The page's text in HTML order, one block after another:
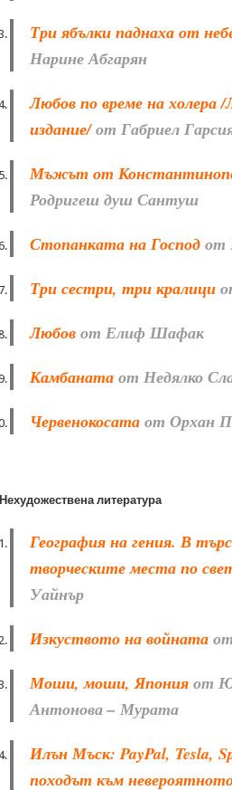
Три ябълки паднаха от
Нарине Абгарян
Любов по време на холера /
издание/от Габриел
Мъжът от
Родригеш душ Сантуш
Стопанката на Господот
Три сестри, три кралици
Любовот Елиф Шафак
Камбанатаот Недялко
Червенокосата от Орхан
Нехудожествена литература
География на гения. В
творческите места по
Уайнър
Изкуството на войната
Моши, моши, Япония от
Антонова – Мурата
Илън Мъск: PayPal, Tesla,
походът към